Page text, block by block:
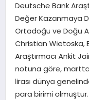
EKONOMI
DÜNYA
Deutsche Bank
Değer Kazanmaya
Ortadoğu ve Doğu
Christian Wietoska,
Araştırmacı Ankit
notuna göre,
lirası dünya
para birimi olmuştur.